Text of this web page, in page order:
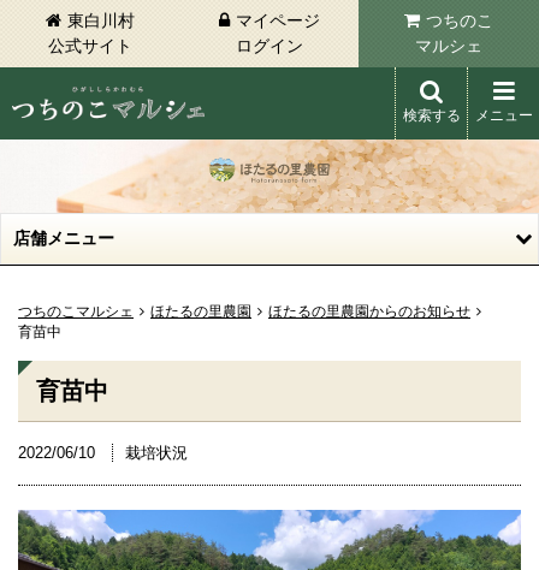
東白川村
公式サイト
マイページ
ログイン
つちのこ
マルシェ
東白川村 つちのこマルシェ
検索する メニュー
店舗メニュー
つちのこマルシェ ほたるの里農園
ほたるの里農園からのお知らせ
育苗中
育苗中
2022/06/10 栽培状況